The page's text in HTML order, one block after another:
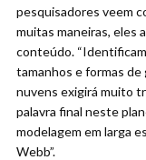
pesquisadores veem
muitas maneiras, eles
conteúdo.
tamanhos e formas
nuvens exigirá muito
palavra final neste
modelagem em larga
Webb”.